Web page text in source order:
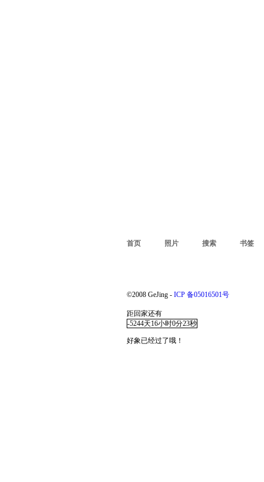
首页 照片 搜索 书签
©2008 GeJing - ICP 备05016501号
距回家还有
-5244天16小时0分22秒
好象已经过了哦！